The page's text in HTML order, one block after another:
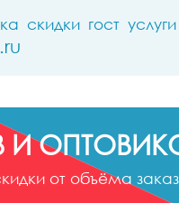
скидки гост услуги
от объёма